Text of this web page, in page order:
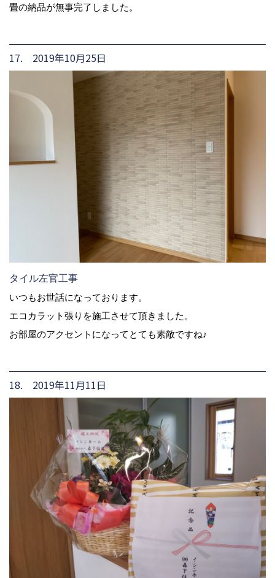
畳の納品が無事完了しました。
17. 2019年10月25日
タイル左官工事
いつもお世話になっております。
エコカラット張りを施工させて頂きました。
お部屋のアクセントになってとても素敵ですね♪
18. 2019年11月11日